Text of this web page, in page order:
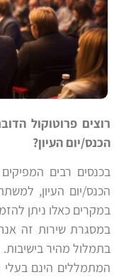
רוצים פרוטוקול
הכנס/יום העיון?
בכנסים רבים
הכנס/יום העיון,
במקרים כאלו ניתן
במסגרת שירות זה
בתמלול מהיר בישיבות.
המתמללים הינם בעלי